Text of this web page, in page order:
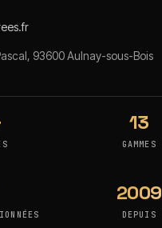
93600 Aulnay-sous-Bois
13
GAMMES
2009
DEPUIS